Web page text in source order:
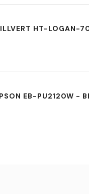
HT-LOGAN-
EB-PU2120W -